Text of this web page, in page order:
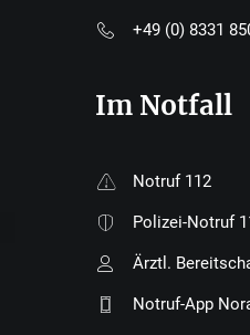
+49 (0) 8331
Im Notfall
Notruf 112
Polizei-Notruf
Ärztl.
Notruf-App